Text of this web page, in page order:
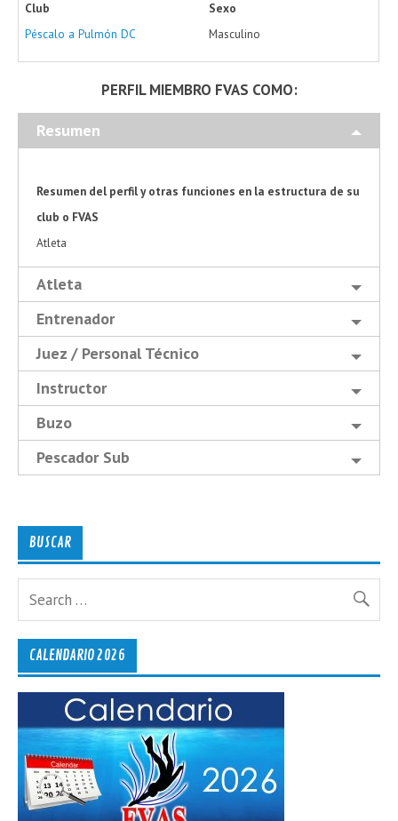
Club
Péscalo a Pulmón DC
Sexo
Masculino
PERFIL MIEMBRO FVAS COMO:
Resumen
Resumen del perfil y otras funciones en la estructura de su
club o FVAS
Atleta
Atleta
Entrenador
Juez / Personal Técnico
Instructor
Buzo
Pescador Sub
BUSCAR
CALENDARIO 2026